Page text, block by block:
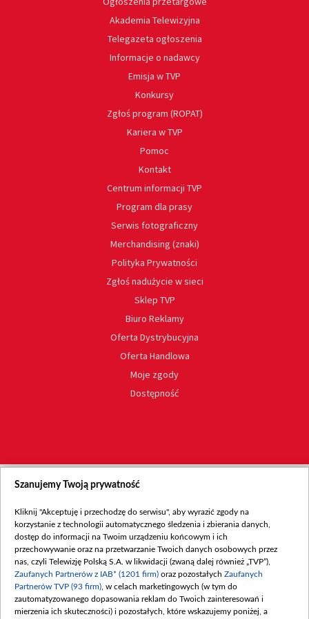
Akademia Telewizyjna
Telegazeta ogłoszenia
Informacje o nadawcy
Emisja w TVP
Konkursy
Zgłoś program (ROPAT)
Kariera w TVP
Pomoc
Kontakt
Centrum informacji TVP
Program dla prasy
Serwis fotograficzny
Merchandising (znaki)
Polityka Prywatności
Zgłoś nadużycie w sieci
Sklep TVP
Biuro Reklamy
Oferta Dystrybucyjna
Oferta Handlowa
Moje zgody
Dostępność
Szanujemy Twoją prywatność
Kliknij "Akceptuję i przechodzę do serwisu", aby wyrazić zgody na
korzystanie z technologii automatycznego śledzenia i zbierania danych,
dostęp do informacji na Twoim urządzeniu końcowym i ich
przechowywanie oraz na przetwarzanie Twoich danych osobowych przez
nas, czyli Telewizję Polską S.A. w likwidacji (zwaną dalej również „TVP”),
Zaufanych Partnerów z IAB* (1201 firm) oraz pozostałych Zaufanych
Partnerów TVP (93 firm) , w celach marketingowych (w tym do
zautomatyzowanego dopasowania reklam do Twoich zainteresowań i
mierzenia ich skuteczności) i pozostałych, które wskazujemy poniżej, a